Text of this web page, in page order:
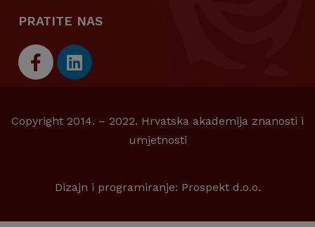
PRATITE NAS
Copyright 2014. – 2022. Hrvatska akademija znanosti i
umjetnosti
Dizajn i programiranje: Prospekt d.o.o.